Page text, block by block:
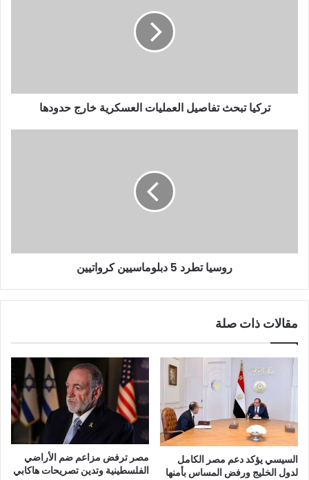
تركيا تبحث تفاصيل العمليات العسكرية خارج حدودها
روسيا تطرد 5 دبلوماسيين كرواتيين
مقالات ذات صلة
السيسي يؤكد دعم مصر الكامل
لدول الخليج ورفض المساس بأمنها
مصر ترفض مزاعم ضم الأراضي
الفلسطينية وتدين تصريحات هاكابي